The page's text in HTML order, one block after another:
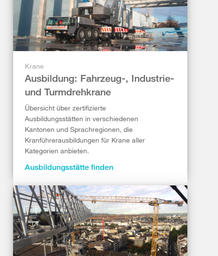
Krane
Ausbildung: Fahrzeug-, Industrie-
und Turmdrehkrane
Übersicht über zertifizierte
Ausbildungsstätten in verschiedenen
Kantonen und Sprachregionen, die
Kranführerausbildungen für Krane aller
Kategorien anbieten.
Ausbildungsstätte finden